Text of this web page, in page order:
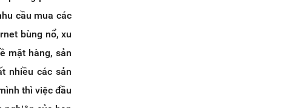
cầu mua các
bùng nổ, xu
mặt hàng, sản
nhiều các sản
thì việc đầu